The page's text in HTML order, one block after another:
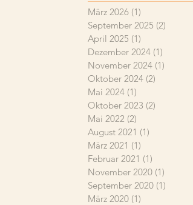
März 2026 (1)
September 2025 (2)
April 2025 (1)
Dezember 2024 (1)
November 2024 (1)
Oktober 2024 (2)
Mai 2024 (1)
Oktober 2023 (2)
Mai 2022 (2)
August 2021 (1)
März 2021 (1)
Februar 2021 (1)
November 2020 (1)
September 2020 (1)
März 2020 (1)